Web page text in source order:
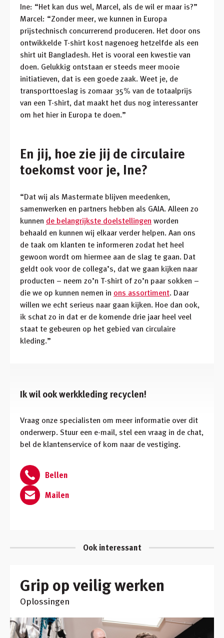
Ine: “Het kan dus wel, Marcel, als de wil er maar is?”
Marcel: “Zonder meer, we kunnen in Europa
prijstechnisch concurrerend produceren. Het door ons
ontwikkelde T-shirt kost nagenoeg hetzelfde als een
shirt uit Bangladesh. Het is vooral een kwestie van
doen. Gelukkig ontstaan er steeds meer mooie
initiatieven, dat is een goede zaak. Weet je, de
transporttoeslag is zomaar 35% van de totaalprijs
van een T-shirt, dat maakt het dus nog interessanter
om het hier in Europa te doen.”
En jij, hoe zie jij de circulaire
toekomst voor je, Ine?
“Dat wij als Mastermate blijven meedenken,
samenwerken en partners hebben als GAIA. Alleen zo
kunnen de belangrijkste doelstellingen worden
behaald en kunnen wij elkaar verder helpen. Aan ons
de taak om klanten te informeren zodat het heel
gewoon wordt om hiermee aan de slag te gaan. Dat
geldt ook voor de collega’s, dat we gaan kijken naar
producten – neem zo’n T-shirt of zo’n paar sokken –
die we op kunnen nemen in ons assortiment. Daar
willen we echt serieus naar gaan kijken. Hoe dan ook,
ik schat zo in dat er de komende drie jaar heel veel
staat te gebeuren op het gebied van circulaire
kleding.”
Ik wil ook werkkleding recyclen!
Vraag onze specialisten om meer informatie over dit
onderwerp. Stuur een e-mail, stel een vraag in de chat,
bel de klantenservice of kom naar de vestiging.
Bellen
Mailen
Ook interessant
Grip op veilig werken
Oplossingen